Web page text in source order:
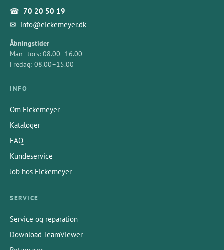
☎ 70 20 50 19
✉ info@eickemeyer.dk
Åbningstider
Man–tors: 08.00–16.00
Fredag: 08.00–15.00
INFO
Om Eickemeyer
Kataloger
FAQ
Kundeservice
Job hos Eickemeyer
SERVICE
Service og reparation
Download TeamViewer